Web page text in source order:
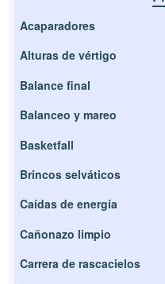
Acaparadores
Alturas de vértigo
Balance final
Balanceo y mareo
Basketfall
Brincos selváticos
Caídas de energía
Cañonazo limpio
Carrera de rascacielos